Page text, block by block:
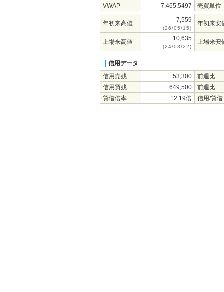
VWAP 7,465.5497 売買単位
年初来高値 7,559
(26/05/15)
年初来安
上場来高値 10,635
(24/03/22)
上場来安
信用データ
信用売残
53,300
前週比
信用買残
649,500
前週比
貸借倍率
12.19倍 信用/貸借